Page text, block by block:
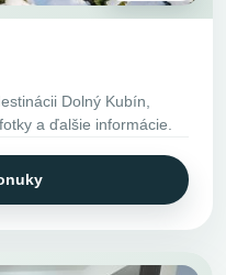
Dolný Kubín,
a ďalšie informácie.